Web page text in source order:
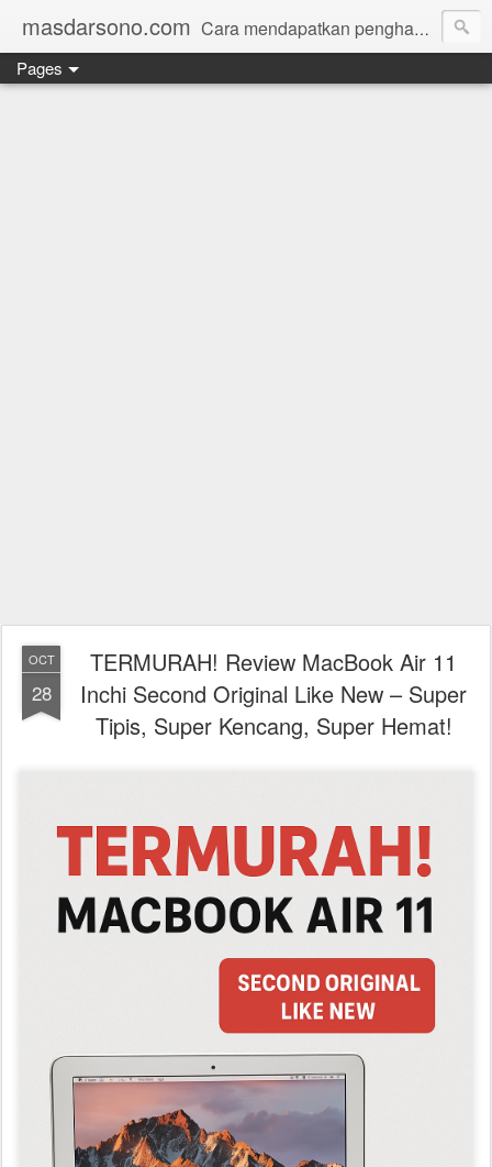
masdarsono.com Cara mendapatkan penghasilan dari internet untuk pemula
Pages
OCT
28
TERMURAH! Review MacBook Air 11
Inchi Second Original Like New – Super
Tipis, Super Kencang, Super Hemat!